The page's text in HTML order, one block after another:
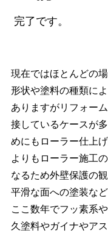
完了です。
現在ではほとんどの
形状や塗料の種類に
ありますがリフォー
接しているケースが
めにもローラー仕上
よりもローラー施工
なるため外壁保護の
平滑な面への塗装な
ここ数年でフッ素系
久塗料やガイナやア